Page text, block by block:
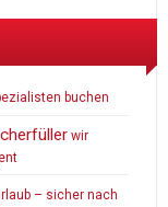
buchen
wir
– sicher nach